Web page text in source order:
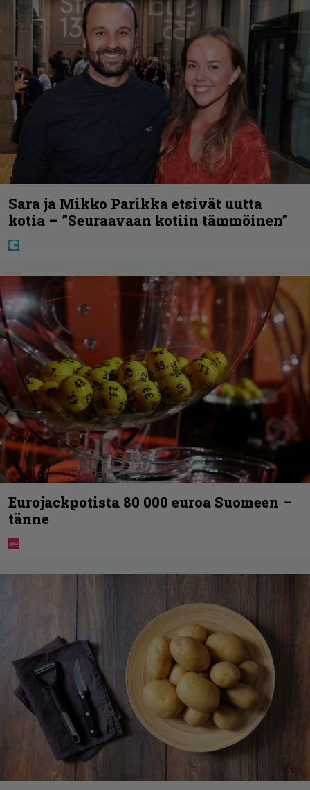
Sara ja Mikko Parikka etsivät uutta
kotia – ”Seuraavaan kotiin tämmöinen”
Eurojackpotista 80 000 euroa Suomeen –
tänne